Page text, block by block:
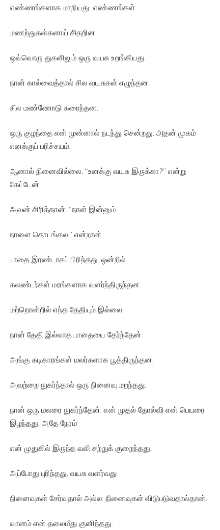
எண்ணங்களாக மாறியது. எண்ணங்கள்
மணற்துகள்களாய் சிதறின.
ஒவ்வொரு துகளிலும் ஒரு வயசு உறங்கியது.
நான் கால்வைத்தால் சில வயசுகள் எழுந்தன,
சில மண்ணோடு கரைந்தன.
ஒரு குழந்தை என் முன்னால் நடந்து சென்றது. அதன் முகம்
எனக்குப் பரிச்சயம்.
ஆனால் நினைவில்லை. “உனக்கு வயசு இருக்கா?” என்று
கேட்டேன்.
அவன் சிரித்தான். “நான் இன்னும்
நாளை தொடங்கல,” என்றான்.
பாதை இரண்டாகப் பிரிந்தது. ஒன்றில்
கலண்டர்கள் மரங்களாக வளர்ந்திருந்தன.
மற்றொன்றில் எந்த தேதியும் இல்லை.
நான் தேதி இல்லாத பாதையை தேர்ந்தேன்.
அங்கு கடிகாரங்கள் மலர்களாக பூத்திருந்தன.
அவற்றை நுகர்ந்தால் ஒரு நினைவு மறந்தது.
நான் ஒரு மலரை நுகர்ந்தேன். என் முதல் தோல்வி என் பெயரை
இழந்தது. அதே நேரம்
என் முதுகில் இருந்த வலி சற்றுக் குறைந்தது.
அப்போது புரிந்தது. வயசு வளர்வது
நினைவுகள் சேர்வதால் அல்ல; நினைவுகள் விடுபடுவதால்தான்.
வானம் என் தலைமீது குனிந்தது.